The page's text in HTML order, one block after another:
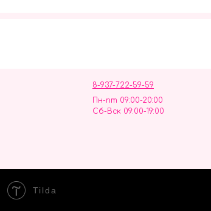
8-937-722-59-59
Пн-пт 09:00-20:00
Сб-Вск 09:00-19:00
Tilda